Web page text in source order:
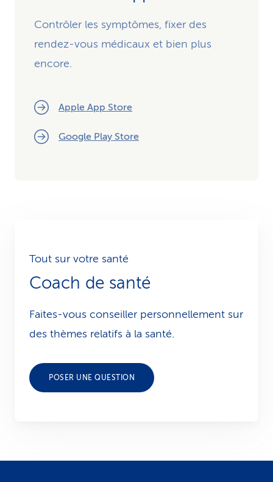
Contrôler les symptômes, fixer des
rendez-vous médicaux et bien plus
encore.
Apple App Store
Google Play Store
Tout sur votre santé
Coach de santé
Faites-vous conseiller personnellement sur
des thèmes relatifs à la santé.
POSER UNE QUESTION